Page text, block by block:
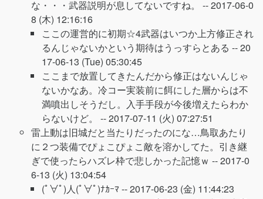
な・・・武器説明が息してないですね。 --2017-06-0
8 (木) 12:16:16
ここの運営的に初期☆4武器はいつか上方修正され
るんじゃないかという期待はうっすらとある --20
17-06-13 (Tue) 05:30:45
ここまで放置してきたんだから修正はないんじゃ
ないかなあ。冷コー実装前に餌にした層からは不
満噴出しそうだし。入手手段が今後増えたらわか
らないけど。 --2017-07-11 (火) 07:27:51
雷上動は旧城だと当たりだったのにな…鳥取あたり
に２つ装備でぴょこぴょこ敵を溶かしてた。引き継
ぎで使ったらハズレ枠で悲しかった記憶ｗ --2017-0
6-13 (火) 13:04:54
(ﾟ∀ﾟ)人(ﾟ∀ﾟ)ﾅｶｰﾏ --2017-06-23 (金) 11:44:23